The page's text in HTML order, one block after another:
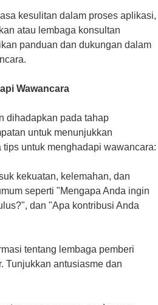
kesulitan dalam proses aplikasi,
atau lembaga konsultan
panduan dan dukungan dalam
Wawancara
dihadapkan pada tahap
untuk menunjukkan
untuk menghadapi wawancara:
kekuatan, kelemahan, dan
seperti "Mengapa Anda ingin
dan "Apa kontribusi Anda
tentang lembaga pemberi
Tunjukkan antusiasme dan